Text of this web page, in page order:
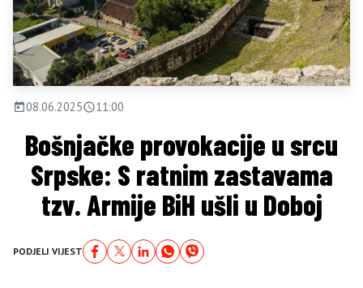
08.06.2025 11:00
Bošnjačke provokacije u srcu
Srpske: S ratnim zastavama
tzv. Armije BiH ušli u Doboj
PODJELI VIJEST